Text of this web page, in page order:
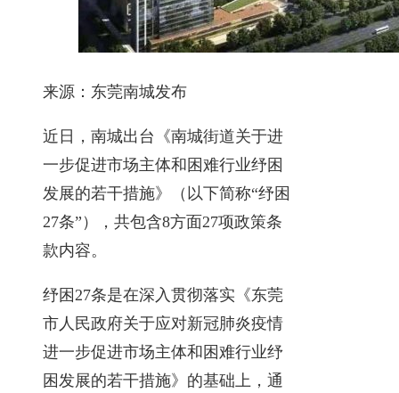
来源：东莞南城发布
近日，南城出台《南城街道关于进
一步促进市场主体和困难行业纾困
发展的若干措施》（以下简称“纾困
27条”），共包含8方面27项政策条
款内容。
纾困27条是在深入贯彻落实《东莞
市人民政府关于应对新冠肺炎疫情
进一步促进市场主体和困难行业纾
困发展的若干措施》的基础上，通